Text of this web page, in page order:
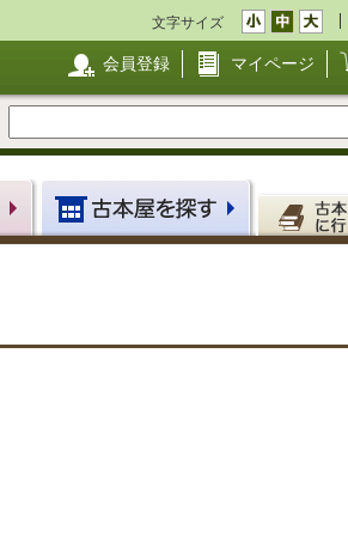
文字サイズ
会員登録 マイページ